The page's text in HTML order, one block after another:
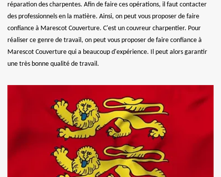
réparation des charpentes. Afin de faire ces opérations, il faut contacter
des professionnels en la matière. Ainsi, on peut vous proposer de faire
confiance à Marescot Couverture. C'est un couvreur charpentier. Pour
réaliser ce genre de travail, on peut vous proposer de faire confiance à
Marescot Couverture qui a beaucoup d'expérience. Il peut alors garantir
une très bonne qualité de travail.